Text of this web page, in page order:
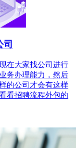
司
在大家找公司进行
务办理能力，然后
的公司才会有这样
看招聘流程外包的